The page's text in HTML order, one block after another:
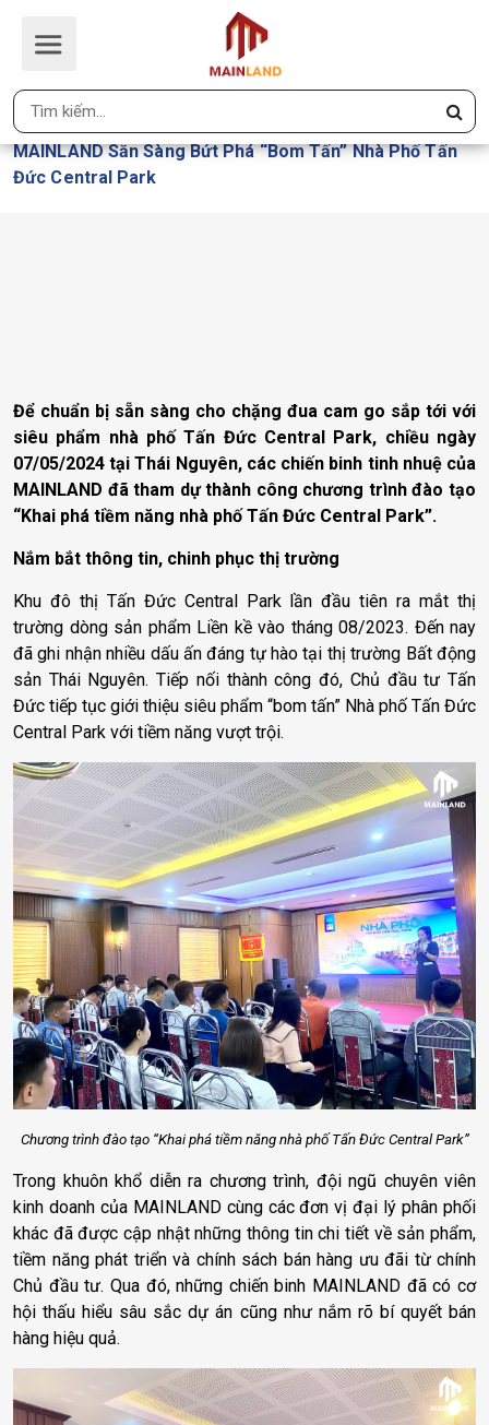
MAINLAND SẴN SÀNG BỨT PHÁ
“BOM TẤN” NHÀ PHỐ TẤN ĐỨC
CENTRAL PARK
Trang Chủ
MAINLAND Sẵn Sàng Bứt Phá “bom Tấn” Nhà Phố Tấn
Đức Central Park
Để chuẩn bị sẵn sàng cho chặng đua cam go sắp tới với
siêu phẩm nhà phố Tấn Đức Central Park, chiều ngày
07/05/2024 tại Thái Nguyên, các chiến binh tinh nhuệ của
MAINLAND đã tham dự thành công chương trình đào tạo
“Khai phá tiềm năng nhà phố Tấn Đức Central Park”.
Nắm bắt thông tin, chinh phục thị trường
Khu đô thị Tấn Đức Central Park lần đầu tiên ra mắt thị
trường dòng sản phẩm Liền kề vào tháng 08/2023. Đến nay
đã ghi nhận nhiều dấu ấn đáng tự hào tại thị trường Bất động
sản Thái Nguyên. Tiếp nối thành công đó, Chủ đầu tư Tấn
Đức tiếp tục giới thiệu siêu phẩm “bom tấn” Nhà phố Tấn Đức
Central Park với tiềm năng vượt trội.
Chương trình đào tạo “Khai phá tiềm năng nhà phố Tấn Đức Central Park”
Trong khuôn khổ diễn ra chương trình, đội ngũ chuyên viên
kinh doanh của MAINLAND cùng các đơn vị đại lý phân phối
khác đã được cập nhật những thông tin chi tiết về sản phẩm,
tiềm năng phát triển và chính sách bán hàng ưu đãi từ chính
Chủ đầu tư. Qua đó, những chiến binh MAINLAND đã có cơ
hội thấu hiểu sâu sắc dự án cũng như nắm rõ bí quyết bán
hàng hiệu quả.